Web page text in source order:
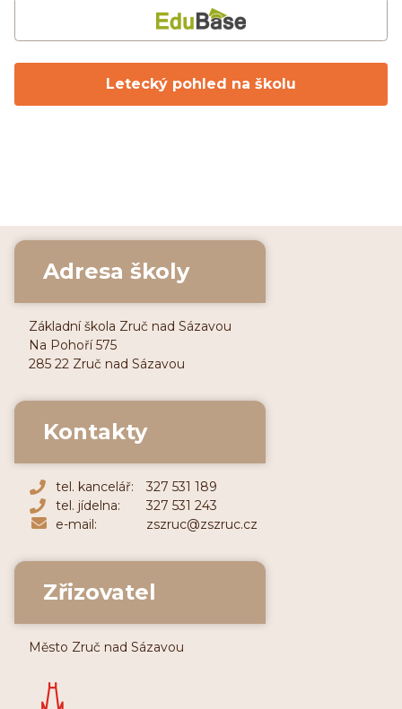
Letecký pohled na školu
Adresa školy
Základní škola Zruč nad Sázavou
Na Pohoří 575
285 22 Zruč nad Sázavou
Kontakty
tel. kancelář:
327 531 189
tel. jídelna:
327 531 243
e-mail:
zszruc@zszruc.cz
Zřizovatel
Město Zruč nad Sázavou